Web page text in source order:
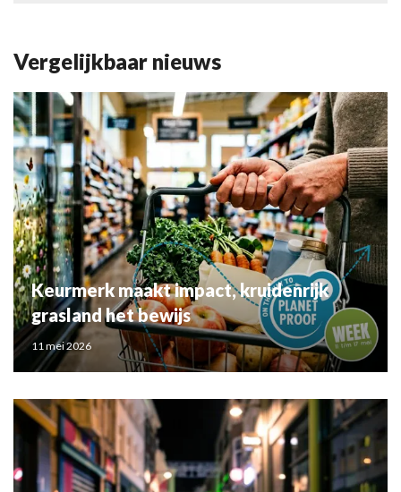
Vergelijkbaar nieuws
Keurmerk maakt impact, kruidenrijk
grasland het bewijs
11 mei 2026